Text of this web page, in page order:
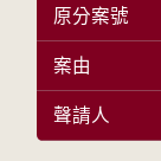
原分案號
案由
聲請人